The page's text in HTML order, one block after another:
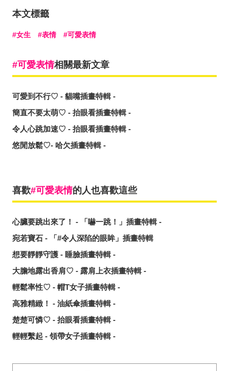
本文標籤
女生 表情 可愛表情
可愛表情相關最新文章
可愛到不行♡ - 貓嘴插畫特輯 -
簡直不要太萌♡ - 抬眼看插畫特輯 -
令人心跳加速♡ - 抬眼看插畫特輯 -
悠閒放鬆♡- 哈欠插畫特輯 -
喜歡 可愛表情的人也喜歡這些
心臟要跳出來了！ - 「嚇一跳！」插畫特輯 -
宛若寶石 - 「#令人深陷的眼眸」插畫特輯
想要靜靜守護 - 睡臉插畫特輯 -
大膽地露出香肩♡ - 露肩上衣插畫特輯 -
輕鬆率性♡ - 帽T女子插畫特輯 -
高雅精緻！ - 油紙傘插畫特輯 -
楚楚可憐♡ - 抬眼看插畫特輯 -
輕輕繫起 - 領帶女子插畫特輯 -